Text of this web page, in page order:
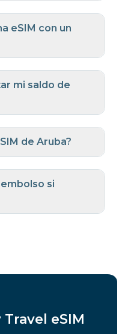
eSIM con un
mi saldo de
de Aruba?
si
eSIM